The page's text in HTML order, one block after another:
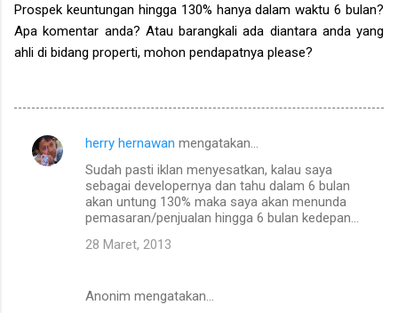
Prospek keuntungan hingga 130% hanya dalam waktu 6 bulan?
Apa komentar anda? Atau barangkali ada diantara anda yang
ahli di bidang properti, mohon pendapatnya please?
K
herry hernawan mengatakan…
Sudah pasti iklan menyesatkan, kalau saya
sebagai developernya dan tahu dalam 6 bulan
akan untung 130% maka saya akan menunda
pemasaran/penjualan hingga 6 bulan kedepan...
28 Maret, 2013
Anonim mengatakan…